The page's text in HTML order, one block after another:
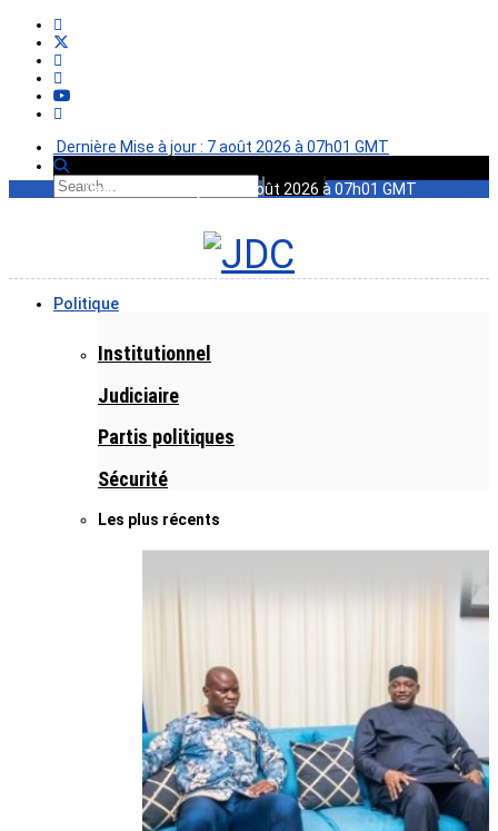
Dernière Mise à jour : 7 août 2026 à 07h01 GMT
Dernière Mise à jour : 7 août 2026 à 07h01 GMT
Politique
Institutionnel
Judiciaire
Partis politiques
Sécurité
Les plus récents